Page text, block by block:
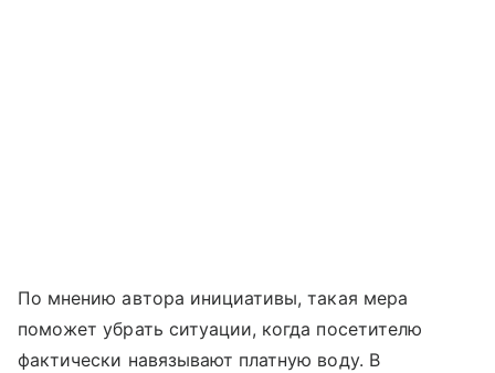
По мнению автора инициативы, такая мера
поможет убрать ситуации, когда посетителю
фактически навязывают платную воду. В